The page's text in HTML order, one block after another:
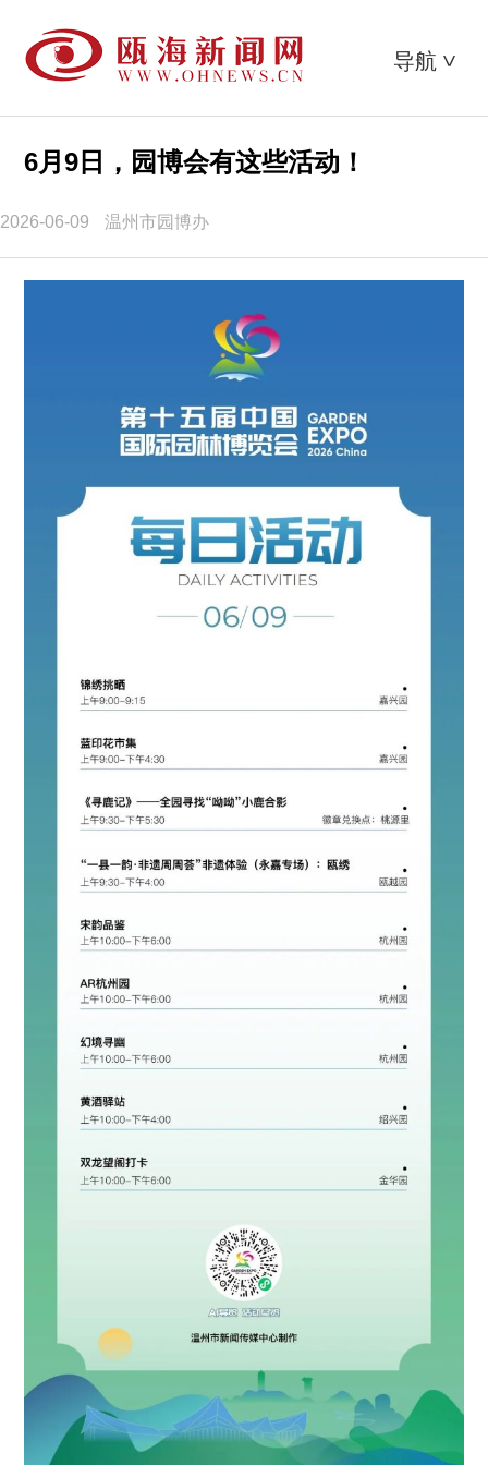
导航 >
6月9日，园博会有这些活动！
2026-06-09 温州市园博办